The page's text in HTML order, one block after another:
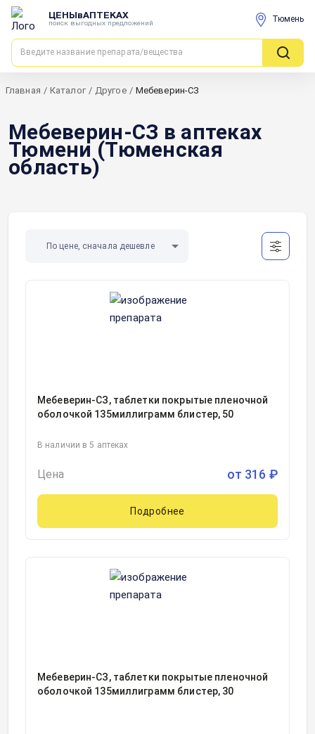
ЦЕНЫвАПТЕКАХ
поиск выгодных предложений Тюмень
Главная / Каталог / Другое / Мебеверин-СЗ
Мебеверин-СЗ в аптеках
Тюмени (Тюменская
область)
По цене, сначала дешевле
Мебеверин-СЗ, таблетки покрытые пленочной
оболочкой 135миллиграмм блистер, 50
В наличии в 5 аптеках
Цена от 316 ₽
Подробнее
Мебеверин-СЗ, таблетки покрытые пленочной
оболочкой 135миллиграмм блистер, 30